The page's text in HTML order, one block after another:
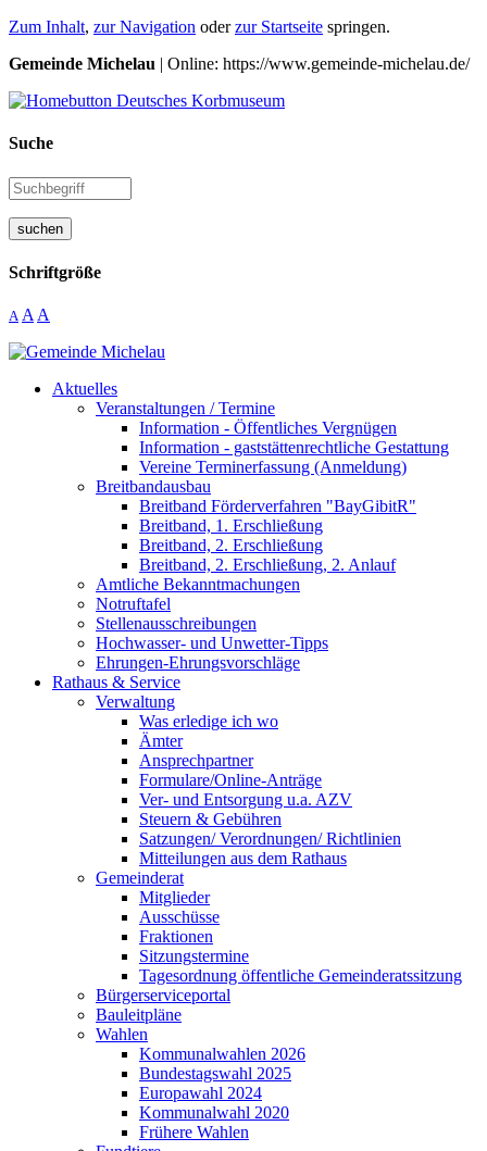
Zum Inhalt, zur Navigation oderzur Startseite springen.
Gemeinde Michelau | Online: https://www.gemeinde-michelau.de/
Suche
suchen
Schriftgröße
A A A
Aktuelles
Veranstaltungen / Termine
Information - Öffentliches Vergnügen
Information - gaststättenrechtliche Gestattung
Vereine Terminerfassung (Anmeldung)
Breitbandausbau
Breitband Förderverfahren "BayGibitR"
Breitband, 1. Erschließung
Breitband, 2. Erschließung
Breitband, 2. Erschließung, 2. Anlauf
Amtliche Bekanntmachungen
Notruftafel
Stellenausschreibungen
Hochwasser- und Unwetter-Tipps
Ehrungen-Ehrungsvorschläge
Rathaus & Service
Verwaltung
Was erledige ich wo
Ämter
Ansprechpartner
Formulare/Online-Anträge
Ver- und Entsorgung u.a. AZV
Steuern & Gebühren
Satzungen/ Verordnungen/ Richtlinien
Mitteilungen aus dem Rathaus
Gemeinderat
Mitglieder
Ausschüsse
Fraktionen
Sitzungstermine
Tagesordnung öffentliche Gemeinderatssitzung
Bürgerserviceportal
Bauleitpläne
Wahlen
Kommunalwahlen 2026
Bundestagswahl 2025
Europawahl 2024
Kommunalwahl 2020
Frühere Wahlen